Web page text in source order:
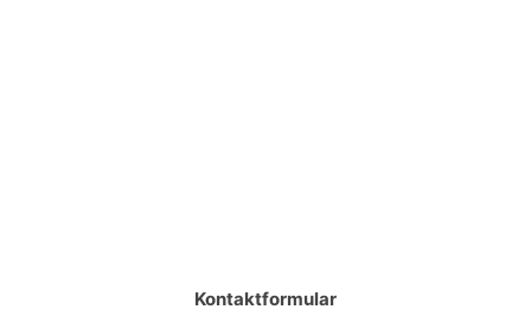
Kontaktformular